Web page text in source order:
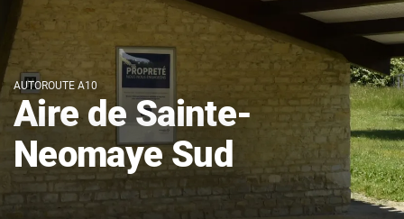
AUTOROUTE A10
Aire de Sainte-
Neomaye Sud